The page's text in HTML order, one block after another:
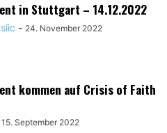
in Stuttgart – 14.12.2022
- 24. November 2022
kommen auf Crisis of Faith
15. September 2022